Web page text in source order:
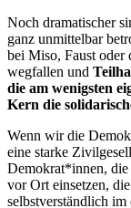
Noch dramatischer
ganz unmittelbar
bei Miso, Faust oder
wegfallen und
die am wenigsten
Kern die
Wenn wir die
eine starke
Demokrat*innen, die
vor Ort einsetzen,
selbstverständlich